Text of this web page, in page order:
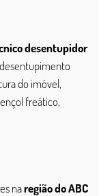
desentupidor
do imóvel,
freático,
naregião do ABC